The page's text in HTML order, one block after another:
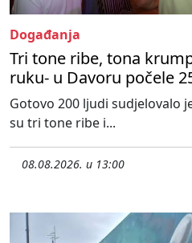
Događanja
Tri tone ribe, tona
ruku- u Davoru počele
Gotovo 200 ljudi sudjelovalo
su tri tone ribe i...
08.08.2026. u 13:00